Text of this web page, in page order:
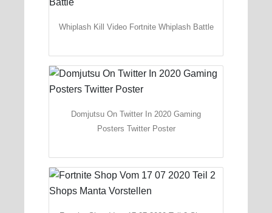
Whiplash Kill Video Fortnite Whiplash Battle
Domjutsu On Twitter In 2020 Gaming
Posters Twitter Poster